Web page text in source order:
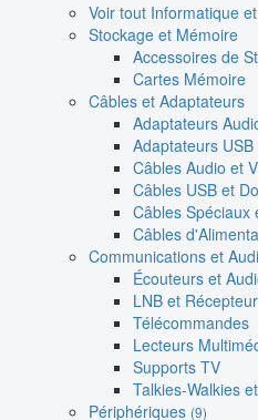
Voir tout Informatique
Stockage et Mémoire
Accessoires de
Cartes Mémoire
Câbles et Adaptateurs
Adaptateurs
Adaptateurs
Câbles Audio et
Câbles USB et
Câbles Spéciaux
Câbles
Communications et
Écouteurs et
LNB et
Télécommandes
Lecteurs
Supports TV
Talkies-Walkies
Périphériques (9)